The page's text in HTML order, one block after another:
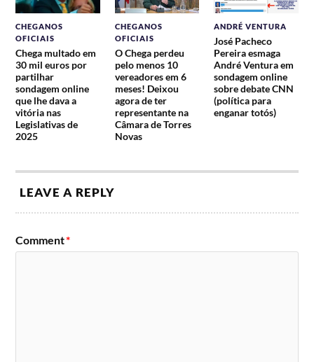
CHEGANOS
OFICIAIS
Chega multado em
30 mil euros por
partilhar
sondagem online
que lhe dava a
vitória nas
Legislativas de
2025
CHEGANOS
OFICIAIS
O Chega perdeu
pelo menos 10
vereadores em 6
meses! Deixou
agora de ter
representante na
Câmara de Torres
Novas
ANDRÉ VENTURA
José Pacheco
Pereira esmaga
André Ventura em
sondagem online
sobre debate CNN
(política para
enganar totós)
LEAVE A REPLY
Comment*